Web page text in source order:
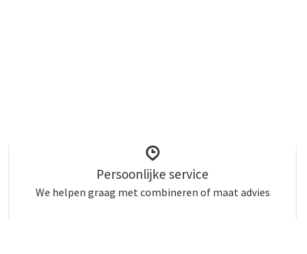
Persoonlijke service
We helpen graag met combineren of maat advies